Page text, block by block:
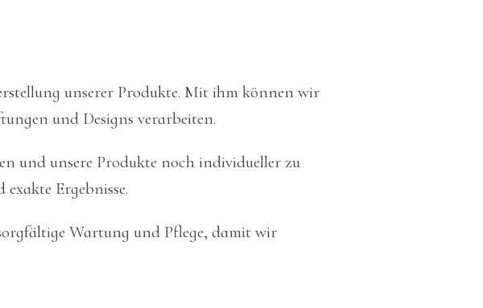
unserer Produkte. Mit ihm können wir
und Designs verarbeiten.
und unsere Produkte noch individueller zu
Ergebnisse.
Wartung und Pflege, damit wir